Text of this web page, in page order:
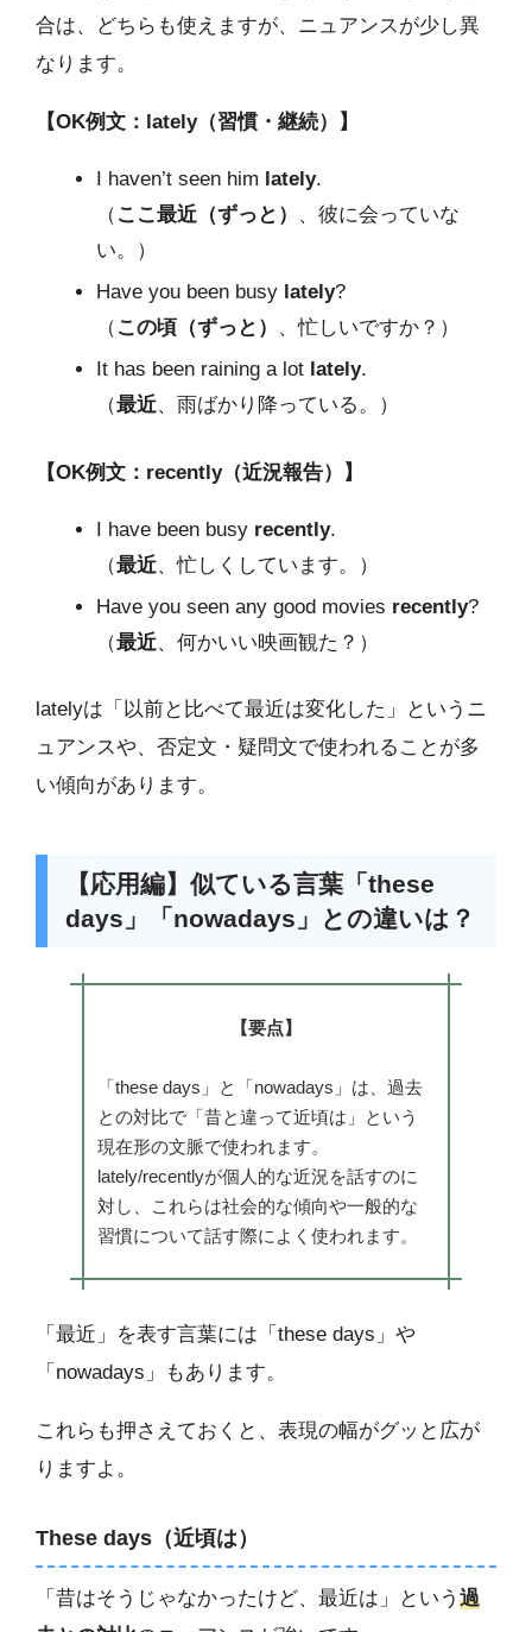
合は、どちらも使えますが、ニュアンスが少し異
なります。
【OK例文：lately（習慣・継続）】
I haven’t seen him lately.
（ ここ最近（ずっと）
、彼に会っていな
い。）
Have you been busy lately?
（ この頃（ずっと）
、忙しいですか？）
It has been raining a lot lately.
（最近、雨ばかり降っている。）
【OK例文：recently（近況報告）】
I have been busy recently.
（最近、忙しくしています。）
Have you seen any good movies recently?
（最近、何かいい映画観た？）
latelyは「以前と比べて最近は変化した」というニ
ュアンスや、否定文・疑問文で使われることが多
い傾向があります。
【応用編】似ている言葉「these
days」「nowadays」との違いは？
【要点】
「these days」と「nowadays」は、過去
との対比で「昔と違って近頃は」という
現在形の文脈で使われます。
lately/recentlyが個人的な近況を話すのに
対し、これらは社会的な傾向や一般的な
習慣について話す際によく使われます。
「最近」を表す言葉には「these days」や
「nowadays」もあります。
これらも押さえておくと、表現の幅がグッと広が
りますよ。
These days（近頃は）
「昔はそうじゃなかったけど、最近は」という 過